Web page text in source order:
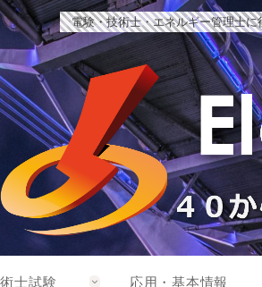
電験・技術士・エネルギー管理士
士試験 応用・基本情報